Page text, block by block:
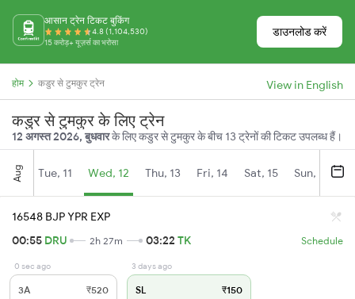
आसान ट्रेन टिकट बुकिंग
4.8 (1,104,530)
15 करोड़+ यूज़र्स का भरोसा
डाउनलोड करें
होम कडुर से टुमकुर ट्रेन View in English
कडुर से टुमकुर के लिए ट्रेन
12 अगस्त 2026, बुधवारके लिए कडुर से टुमकुर के बीच 13 ट्रेनों की टिकट उपलब्ध हैं।
Aug Tue, 11 Wed, 12 Thu, 13 Fri, 14 Sat, 15 Sun, 16
16548 BJP YPR EXP
00:55 DRU 2h 27m 03:22 TK Schedule
0 sec ago
3A ₹520
3 days ago
SL ₹150